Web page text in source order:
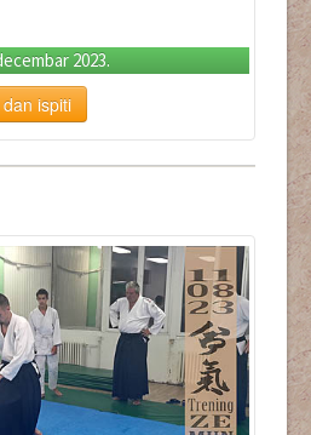
2023.
dan ispiti